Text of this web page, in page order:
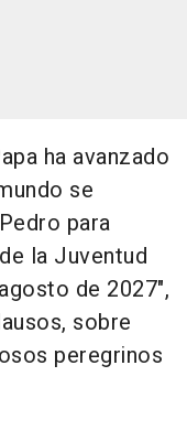
ha avanzado
se
para
la Juventud
de 2027",
sobre
peregrinos